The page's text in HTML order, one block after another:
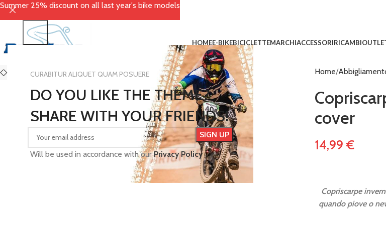
CURABITUR ALIQUET QUAM POSUERE
DO YOU LIKE THE THEME?
SHARE WITH YOUR FRIENDS!
Will be used in accordance with ourPrivacy Policy
HOMEE-BIKEBICICLETTEMARCHIACCESSORIRICAMBI
Home
cover
14,99 €
Copriscarpe
quando piove o
Summer 25% discount on all last year's bike models